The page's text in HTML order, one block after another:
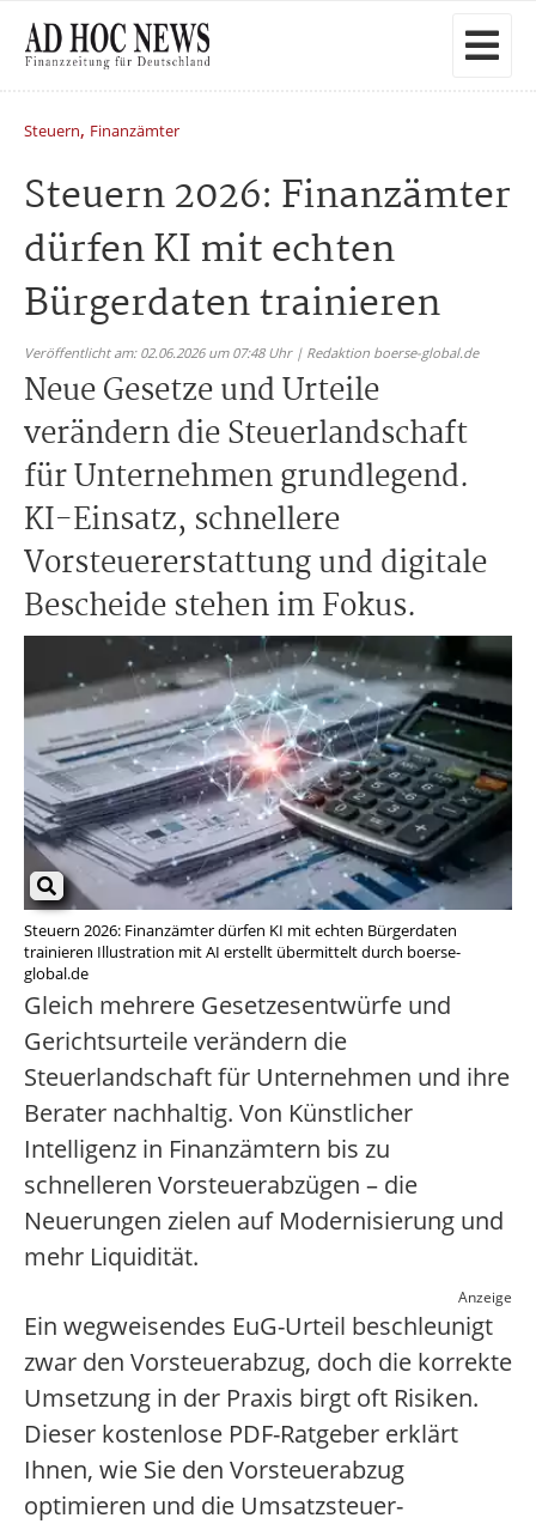
Steuern, Finanzämter
Steuern 2026: Finanzämter
dürfen KI mit echten
Bürgerdaten trainieren
Veröffentlicht am: 02.06.2026 um 07:48 Uhr | Redaktion boerse-global.de
Neue Gesetze und Urteile
verändern die Steuerlandschaft
für Unternehmen grundlegend.
KI-Einsatz, schnellere
Vorsteuererstattung und digitale
Bescheide stehen im Fokus.
Steuern 2026: Finanzämter dürfen KI mit echten Bürgerdaten
trainieren Illustration mit AI erstellt übermittelt durch boerse-
global.de
Gleich mehrere Gesetzesentwürfe und
Gerichtsurteile verändern die
Steuerlandschaft für Unternehmen und ihre
Berater nachhaltig. Von Künstlicher
Intelligenz in Finanzämtern bis zu
schnelleren Vorsteuerabzügen – die
Neuerungen zielen auf Modernisierung und
mehr Liquidität.
Anzeige
Ein wegweisendes EuG-Urteil beschleunigt
zwar den Vorsteuerabzug, doch die korrekte
Umsetzung in der Praxis birgt oft Risiken.
Dieser kostenlose PDF-Ratgeber erklärt
Ihnen, wie Sie den Vorsteuerabzug
optimieren und die Umsatzsteuer-